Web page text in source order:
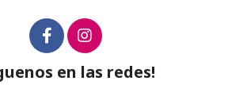
en las redes!